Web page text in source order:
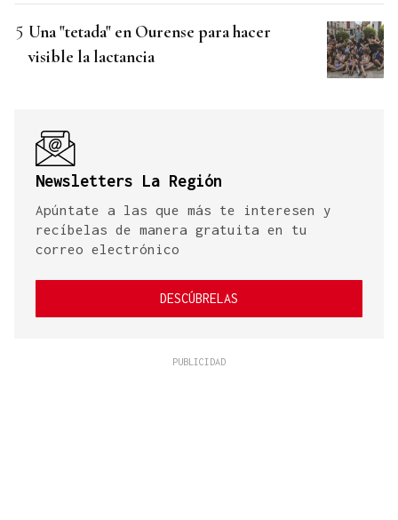
Una "tetada" en Ourense para hacer
visible la lactancia
Newsletters La Región
Apúntate a las que más te interesen y
recíbelas de manera gratuita en tu
correo electrónico
DESCÚBRELAS